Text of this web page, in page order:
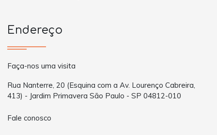
Endereço
Faça-nos uma visita
Rua Nanterre, 20 (Esquina com a Av. Lourenço Cabreira,
413) - Jardim Primavera São Paulo - SP 04812-010
Fale conosco